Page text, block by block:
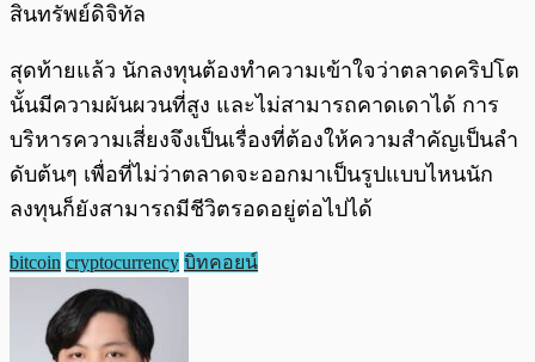
สินทรัพย์ดิจิทัล
สุดท้ายแล้ว นักลงทุนต้องทำความเข้าใจว่าตลาดคริปโต
นั้นมีความผันผวนที่สูง และไม่สามารถคาดเดาได้ การ
บริหารความเสี่ยงจึงเป็นเรื่องที่ต้องให้ความสำคัญเป็นลำ
ดับต้นๆ เพื่อที่ไม่ว่าตลาดจะออกมาเป็นรูปแบบไหนนัก
ลงทุนก็ยังสามารถมีชีวิตรอดอยู่ต่อไปได้
bitcoin cryptocurrency บิทคอยน์